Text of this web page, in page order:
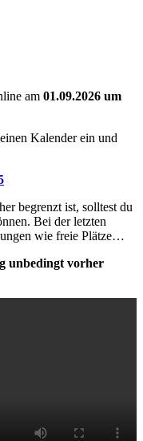
am 01.09.2026 um
Kalender ein und
begrenzt ist, solltest du
Bei der letzten
wie freie Plätze…
unbedingt vorher